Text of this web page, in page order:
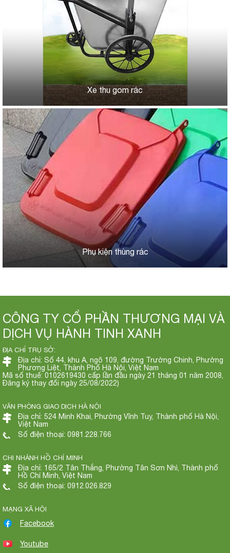
Xe thu gom rác
Phụ kiện thùng rác
CÔNG TY CỔ PHẦN THƯƠNG MẠI VÀ
DỊCH VỤ HÀNH TINH XANH
ĐỊA CHỈ TRỤ SỞ:
Địa chỉ: Số 44, khu A, ngõ 109, đường Trường Chinh, Phường
Phương Liệt, Thành Phố Hà Nội, Việt Nam
Mã số thuế: 0102619430 cấp lần đầu ngày 21 tháng 01 năm 2008,
Đăng ký thay đổi ngày 25/08/2022)
VĂN PHÒNG GIAO DỊCH HÀ NỘI
Địa chỉ: 524 Minh Khai, Phường Vĩnh Tuy, Thành phố Hà Nội,
Việt Nam
Số điện thoại: 0981.228.766
CHI NHÁNH HỒ CHÍ MINH
Địa chỉ: 165/2 Tân Thắng, Phường Tân Sơn Nhì, Thành phố
Hồ Chí Minh, Việt Nam
Số điện thoại: 0912.026.829
MẠNG XÃ HỘI
Facebook
Youtube